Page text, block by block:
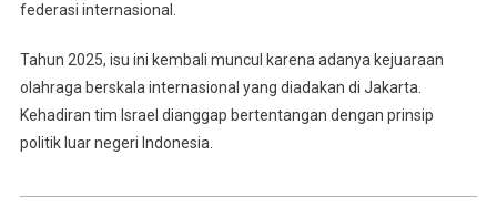
federasi internasional.
Tahun 2025, isu ini kembali muncul karena adanya kejuaraan
olahraga berskala internasional yang diadakan di Jakarta.
Kehadiran tim Israel dianggap bertentangan dengan prinsip
politik luar negeri Indonesia.